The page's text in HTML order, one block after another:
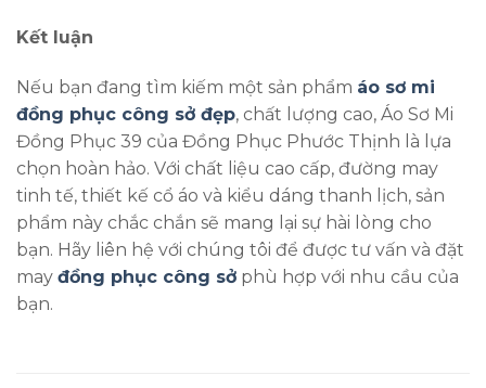
Kết luận
Nếu bạn đang tìm kiếm một sản phẩm áo sơ mi
đồng phục công sở đẹp, chất lượng cao, Áo Sơ Mi
Đồng Phục 39 của Đồng Phục Phước Thịnh là lựa
chọn hoàn hảo. Với chất liệu cao cấp, đường may
tinh tế, thiết kế cổ áo và kiểu dáng thanh lịch, sản
phẩm này chắc chắn sẽ mang lại sự hài lòng cho
bạn. Hãy liên hệ với chúng tôi để được tư vấn và đặt
may đồng phục công sở phù hợp với nhu cầu của
bạn.